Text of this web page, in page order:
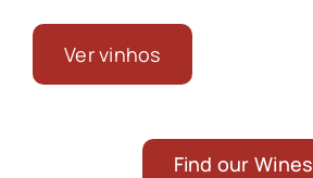
Ver vinhos
Find our Wines